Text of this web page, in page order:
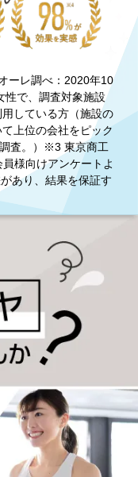
ーレ調べ：2020年10
性で、調査対象施設
用している方（施設の
上位の会社をピック
査。）※3 東京商工
様向けアンケートよ
あり、結果を保証す